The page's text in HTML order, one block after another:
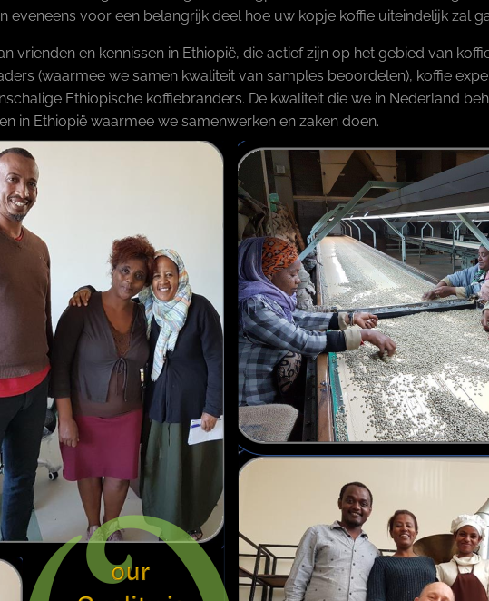
eveneens voor een belangrijk deel hoe uw kopje koffie uiteindelijk zal
vrienden en kennissen in Ethiopië, die actief zijn op het gebied van
(waarmee we samen kwaliteit van samples beoordelen), koffie
Ethiopische koffiebranders. De kwaliteit die we in Nederland
in Ethiopië waarmee we samenwerken en zaken doen.